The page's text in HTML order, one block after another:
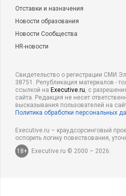
Отставки и назначения
Новости образования
Новости Сообщества
HR-новости
Свидетельство о регистрации СМИ
38751. Републикация материалов -
ссылкой на Executive.ru, с
сайта. Редакция не несет
высказывания пользователей на
Политика обработки персональных
Executive.ru – краудсорсинговый
оспорить логику повествования,
18+
Executive.ru © 2000 – 2026.